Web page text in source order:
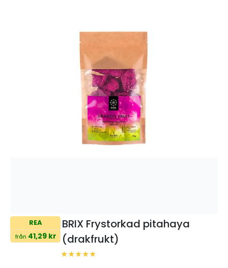
REA
från 41,29 kr
BRIX Frystorkad pitahaya
(drakfrukt)